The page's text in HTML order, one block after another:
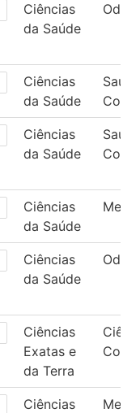
Ciências
da Saúde
Ciências
da Saúde
Saúde
Ciências
da Saúde
Saúde
Ciências
da Saúde
Ciências
da Saúde
Ciências
Exatas e
da Terra
Ciências